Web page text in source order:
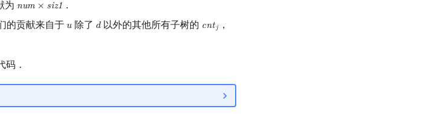
为 num × siz1
num ×siz1 ．
的贡献来自于𝑢
u 除了𝑑
d以外的其他所有子树的 cntj
cntj ，
码．